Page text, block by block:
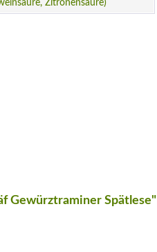
Zitronensäure)
Gewürztraminer Spätlese"